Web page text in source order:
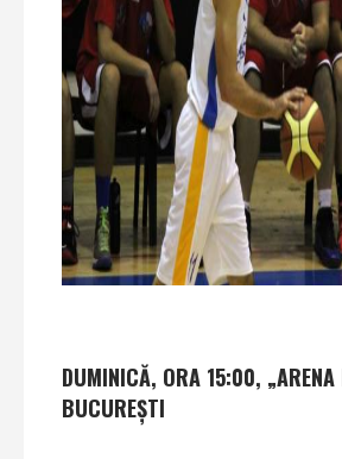
DUMINICĂ, ORA 15:00, „ARENA
BUCUREŞTI